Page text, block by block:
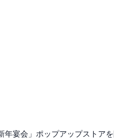
宴会」ポップアップストア